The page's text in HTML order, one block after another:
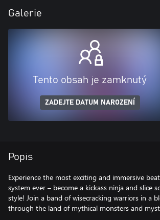
Galerie
Tento obsah je zamknutý
ZADEJTE DATUM NAROZENÍ
Popis
Experience the most exciting and immersive
system ever – become a kickass ninja and slice
style! Join a band of wisecracking warriors in a
through the land of mythical monsters and